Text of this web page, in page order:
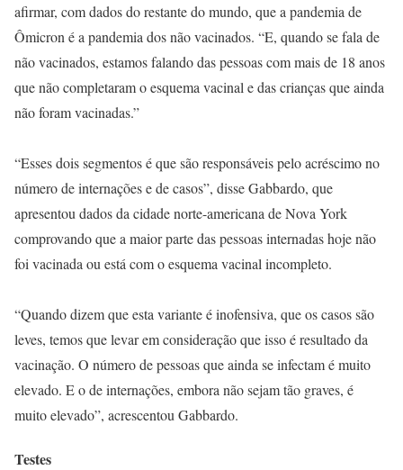
afirmar, com dados do restante do mundo, que a pandemia de
Ômicron é a pandemia dos não vacinados. “E, quando se fala de
não vacinados, estamos falando das pessoas com mais de 18 anos
que não completaram o esquema vacinal e das crianças que ainda
não foram vacinadas.”
“Esses dois segmentos é que são responsáveis pelo acréscimo no
número de internações e de casos”, disse Gabbardo, que
apresentou dados da cidade norte-americana de Nova York
comprovando que a maior parte das pessoas internadas hoje não
foi vacinada ou está com o esquema vacinal incompleto.
“Quando dizem que esta variante é inofensiva, que os casos são
leves, temos que levar em consideração que isso é resultado da
vacinação. O número de pessoas que ainda se infectam é muito
elevado. E o de internações, embora não sejam tão graves, é
muito elevado”, acrescentou Gabbardo.
Testes